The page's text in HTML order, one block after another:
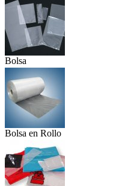
Bolsa
Transpare...
Bolsa en Rollo